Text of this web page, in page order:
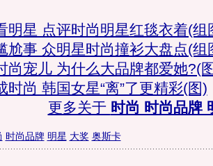
明星 点评时尚明星红毯衣着(组
尬事 众明星时尚撞衫大盘点(组
尚宠儿 为什么大品牌都爱她?(
时尚 韩国女星“离”了更精彩(图)
更多关于 时尚 时尚品牌
时尚品牌 明星 大奖 奥斯卡